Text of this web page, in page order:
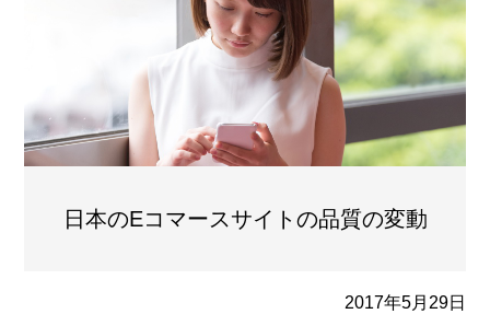
日本のEコマースサイトの品質の変動
2017年5月29日